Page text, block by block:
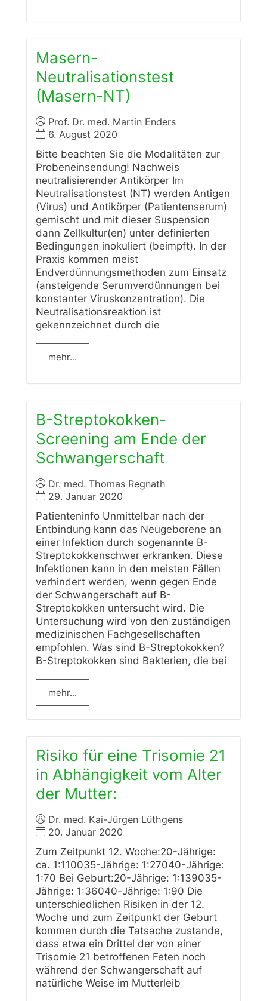
Masern-
Neutralisationstest
(Masern-NT)
Prof. Dr. med. Martin Enders
6. August 2020
Bitte beachten Sie die Modalitäten zur
Probeneinsendung! Nachweis
neutralisierender Antikörper Im
Neutralisationstest (NT) werden Antigen
(Virus) und Antikörper (Patientenserum)
gemischt und mit dieser Suspension
dann Zellkultur(en) unter definierten
Bedingungen inokuliert (beimpft). In der
Praxis kommen meist
Endverdünnungsmethoden zum Einsatz
(ansteigende Serumverdünnungen bei
konstanter Viruskonzentration). Die
Neutralisationsreaktion ist
gekennzeichnet durch die
mehr...
B-Streptokokken-
Screening am Ende der
Schwangerschaft
Dr. med. Thomas Regnath
29. Januar 2020
Patienteninfo Unmittelbar nach der
Entbindung kann das Neugeborene an
einer Infektion durch sogenannte B-
Streptokokkenschwer erkranken. Diese
Infektionen kann in den meisten Fällen
verhindert werden, wenn gegen Ende
der Schwangerschaft auf B-
Streptokokken untersucht wird. Die
Untersuchung wird von den zuständigen
medizinischen Fachgesellschaften
empfohlen. Was sind B-Streptokokken?
B-Streptokokken sind Bakterien, die bei
mehr...
Risiko für eine Trisomie 21
in Abhängigkeit vom Alter
der Mutter:
Dr. med. Kai-Jürgen Lüthgens
20. Januar 2020
Zum Zeitpunkt 12. Woche:20-Jährige:
ca. 1:110035-Jährige: 1:27040-Jährige:
1:70 Bei Geburt:20-Jährige: 1:139035-
Jährige: 1:36040-Jährige: 1:90 Die
unterschiedlichen Risiken in der 12.
Woche und zum Zeitpunkt der Geburt
kommen durch die Tatsache zustande,
dass etwa ein Drittel der von einer
Trisomie 21 betroffenen Feten noch
während der Schwangerschaft auf
natürliche Weise im Mutterleib